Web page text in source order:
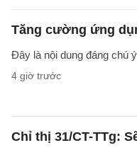
Tăng cường ứng
Đây là nội dung đáng chú
4 giờ trước
Chỉ thị 31/CT-TTg: